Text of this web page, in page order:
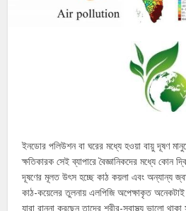
ইনডোর পলিউশন বা ঘরের মধ্যে হওয়া বায়ু দূষণ
ক্ষতিকারক সেই ব্যাপারে বৈজ্ঞানিকদের মধ্যে কোন
দূষণের মূলত উৎস হচ্ছে কাঠ কয়লা এবং অন্যান্য
কাঠ-কয়েলের তুলনায় এলপিজি অপেক্ষাকৃত
যারা রান্না করছেন তাদের শরীর-স্বাস্থ্য ভালো